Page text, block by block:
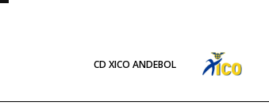
CD XICO ANDEBOL